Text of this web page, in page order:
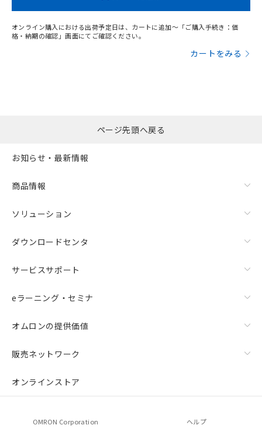
オンライン購入における出荷予定日は、カートに追加～「ご購入手続き：価
格・納期の確認」画面にてご確認ください。
カートをみる
ページ先頭へ戻る
お知らせ・最新情報
商品情報
ソリューション
ダウンロードセンタ
サービスサポート
eラーニング・セミナ
オムロンの提供価値
販売ネットワーク
オンラインストア
OMRON Corporation ヘルプ